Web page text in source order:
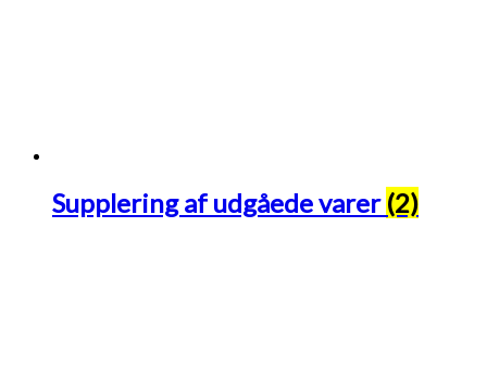
Supplering af udgåede varer (2)